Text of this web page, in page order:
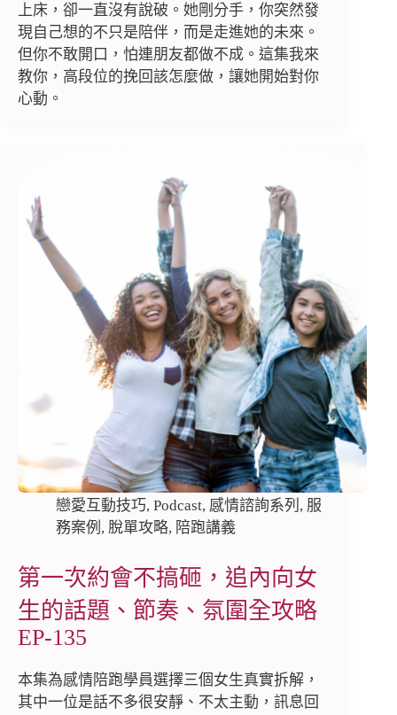
上床，卻一直沒有說破。她剛分手，你突然發
現自己想的不只是陪伴，而是走進她的未來。
但你不敢開口，怕連朋友都做不成。這集我來
教你，高段位的挽回該怎麼做，讓她開始對你
心動。
戀愛互動技巧, Podcast, 感情諮詢系列 , 服
務案例 , 脫單攻略, 陪跑講義
第一次約會不搞砸，追內向女
生的話題、節奏、氛圍全攻略
EP-135
本集為感情陪跑學員選擇三個女生真實拆解，
其中一位是話不多很安靜、不太主動，訊息回